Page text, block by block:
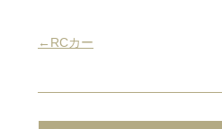
←RCカー